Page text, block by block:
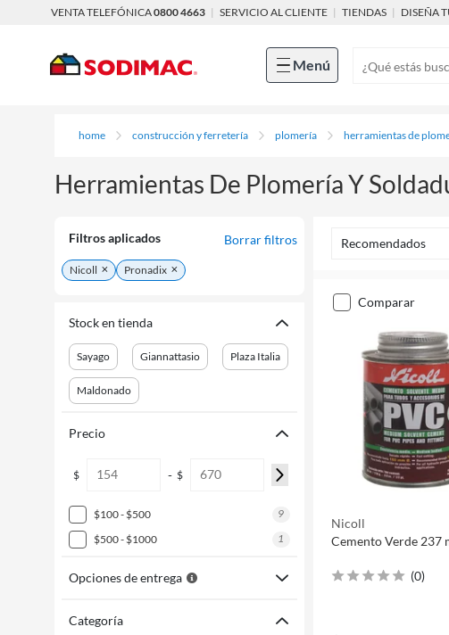
VENTA TELEFÓNICA0800 4663 | SERVICIO AL CLIENTE | TIENDAS | DISEÑA
Menú
home construcción y ferretería plomería herramientas de
Herramientas De Plomería Y
Filtros aplicados Borrar filtros
Nicoll Pronadix
Stock en tienda
Sayago Giannattasio Plaza Italia
Maldonado
Precio
$ - $
$100 - $500
9
$500 - $1000
1
Opciones de entrega
Categoría
Recomendados
comparar
Nicoll
Cemento Verde 237
(0)